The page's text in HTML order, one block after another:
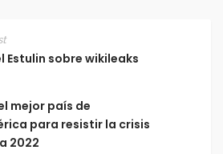
Estulin sobre wikileaks
mejor país de
para resistir la crisis
2022